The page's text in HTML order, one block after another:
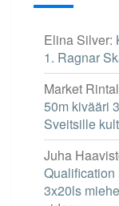
Elina Silver:
1. Ragnar
Market
50m kivääri
Sveitsille
Juha
3x20ls